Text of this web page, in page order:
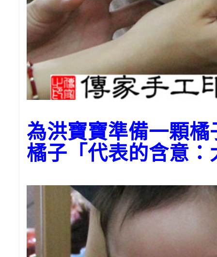
為洪寶寶準備一顆橘
橘子「代表的含意：